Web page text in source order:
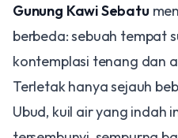
Gunung Kawi Sebatu
berbeda: sebuah tempat
kontemplasi tenang dan
Terletak hanya sejauh
Ubud, kuil air yang indah